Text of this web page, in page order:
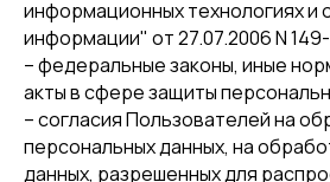
информационных технологиях и
информации" от 27.07.2006 N
– федеральные законы, иные
акты в сфере защиты
– согласия Пользователей на
персональных данных, на
данных, разрешенных для